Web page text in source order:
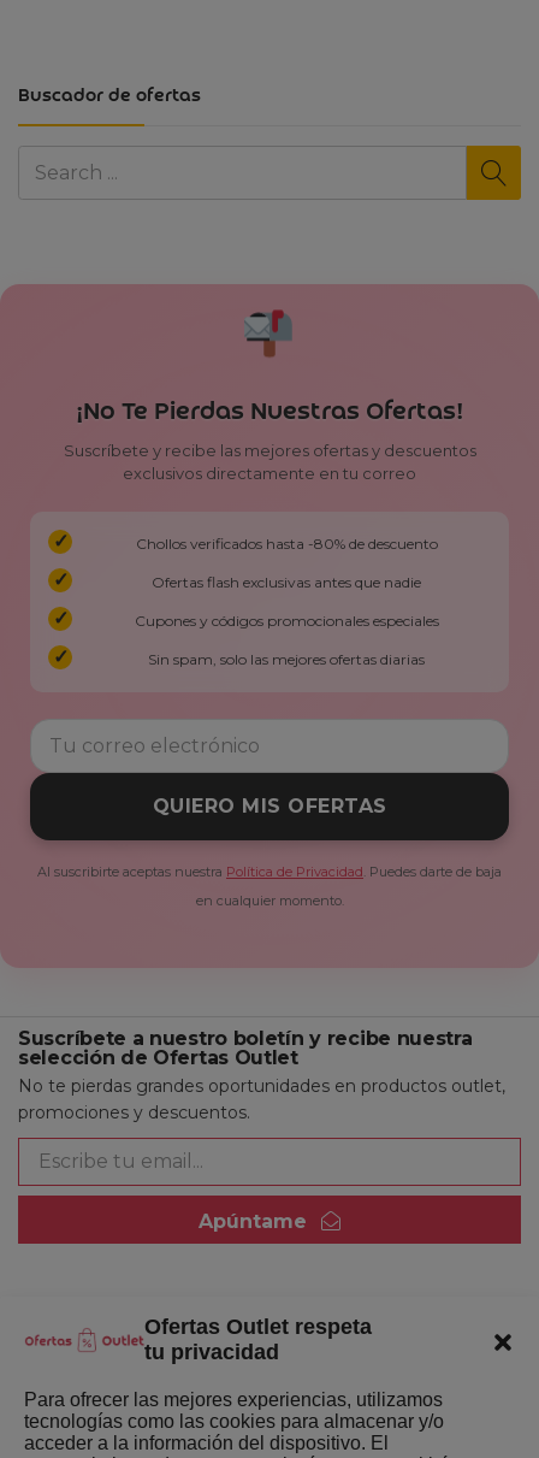
Ofertas Outlet respeta
tu privacidad
Para ofrecer las mejores experiencias, utilizamos
tecnologías como las cookies para almacenar y/o
acceder a la información del dispositivo. El
Buscador de ofertas
¡No Te Pierdas Nuestras Ofertas!
Suscríbete y recibe las mejores ofertas y descuentos
exclusivos directamente en tu correo
Chollos verificados hasta -80% de descuento
Ofertas flash exclusivas antes que nadie
Cupones y códigos promocionales especiales
Sin spam, solo las mejores ofertas diarias
QUIERO MIS OFERTAS
Al suscribirte aceptas nuestra Política de Privacidad . Puedes darte de baja
en cualquier momento.
Suscríbete a nuestro boletín y recibe nuestra
selección de Ofertas Outlet
No te pierdas grandes oportunidades en productos outlet,
promociones y descuentos.
Apúntame
Quienes somos
Últimas Novedades